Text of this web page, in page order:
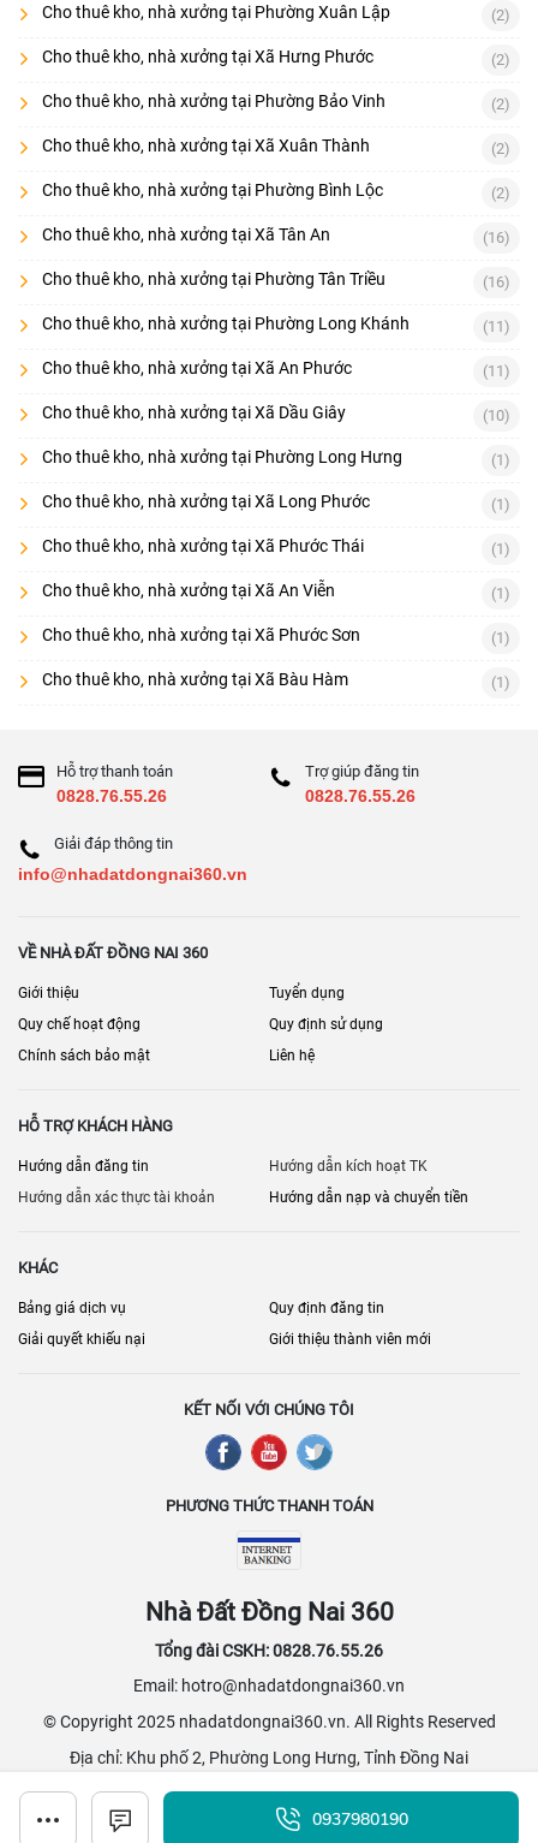
Cho thuê kho, nhà xưởng tại Phường Xuân Lập (2)
Cho thuê kho, nhà xưởng tại Xã Hưng Phước (2)
Cho thuê kho, nhà xưởng tại Phường Bảo Vinh (2)
Cho thuê kho, nhà xưởng tại Xã Xuân Thành (2)
Cho thuê kho, nhà xưởng tại Phường Bình Lộc (2)
Cho thuê kho, nhà xưởng tại Xã Tân An (16)
Cho thuê kho, nhà xưởng tại Phường Tân Triều (16)
Cho thuê kho, nhà xưởng tại Phường Long Khánh (11)
Cho thuê kho, nhà xưởng tại Xã An Phước (11)
Cho thuê kho, nhà xưởng tại Xã Dầu Giây (10)
Cho thuê kho, nhà xưởng tại Phường Long Hưng (1)
Cho thuê kho, nhà xưởng tại Xã Long Phước (1)
Cho thuê kho, nhà xưởng tại Xã Phước Thái (1)
Cho thuê kho, nhà xưởng tại Xã An Viễn (1)
Cho thuê kho, nhà xưởng tại Xã Phước Sơn (1)
Cho thuê kho, nhà xưởng tại Xã Bàu Hàm (1)
0937980190
Hỗ trợ thanh toán
0828.76.55.26
Trợ giúp đăng tin
0828.76.55.26
Giải đáp thông tin
info@nhadatdongnai360.vn
VỀ NHÀ ĐẤT ĐỒNG NAI 360
Giới thiệu
Tuyển dụng
Quy chế hoạt động
Quy định sử dụng
Chính sách bảo mật
Liên hệ
HỖ TRỢ KHÁCH HÀNG
Hướng dẫn đăng tin
Hướng dẫn kích hoạt TK
Hướng dẫn xác thực tài khoản
Hướng dẫn nạp và chuyển tiền
KHÁC
Bảng giá dịch vụ
Quy định đăng tin
Giải quyết khiếu nại
Giới thiệu thành viên mới
KẾT NỐI VỚI CHÚNG TÔI
PHƯƠNG THỨC THANH TOÁN
Nhà Đất Đồng Nai 360
Tổng đài CSKH: 0828.76.55.26
Email: hotro@nhadatdongnai360.vn
© Copyright 2025 nhadatdongnai360.vn. All Rights Reserved
Địa chỉ: Khu phố 2, Phường Long Hưng, Tỉnh Đồng Nai